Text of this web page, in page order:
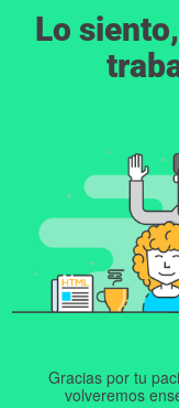
Lo
Gracias por tu
volveremos